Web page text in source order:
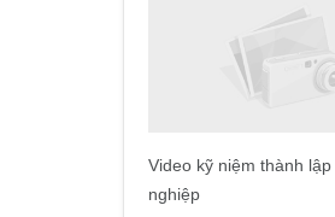
Video kỹ niệm thành lập
nghiệp